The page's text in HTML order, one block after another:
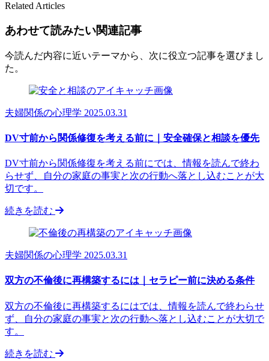
Related Articles
あわせて読みたい関連記事
今読んだ内容に近いテーマから、次に役立つ記事を選びまし
た。
夫婦関係の心理学 2025.03.31
DV寸前から関係修復を考える前に｜安全確保と相談を優先
DV寸前から関係修復を考える前にでは、情報を読んで終わ
らせず、自分の家庭の事実と次の行動へ落とし込むことが大
切です。
続きを読む
夫婦関係の心理学 2025.03.31
双方の不倫後に再構築するには｜セラピー前に決める条件
双方の不倫後に再構築するにはでは、情報を読んで終わらせ
ず、自分の家庭の事実と次の行動へ落とし込むことが大切で
す。
続きを読む